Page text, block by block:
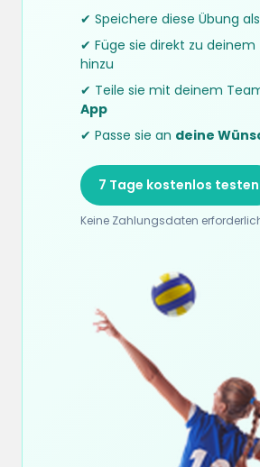
✔ Speichere diese Übung als
✔ Füge sie direkt zu deinem
hinzu
✔ Teile sie mit deinem
App
✔ Passe sie an deine
7 Tage kostenlos testen
Keine Zahlungsdaten